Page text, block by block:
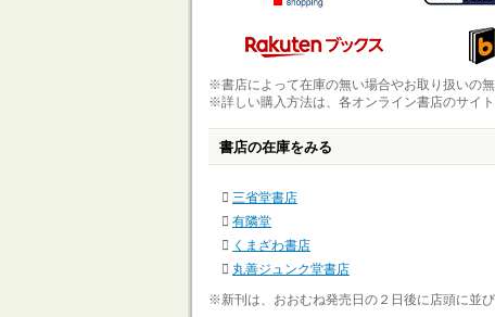
※書店によって在庫の無い場合やお取り扱いの
※詳しい購入方法は、各オンライン書店のサイト
書店の在庫をみる
三省堂書店
有隣堂
くまざわ書店
丸善ジュンク堂書店
※新刊は、おおむね発売日の２日後に店頭に並